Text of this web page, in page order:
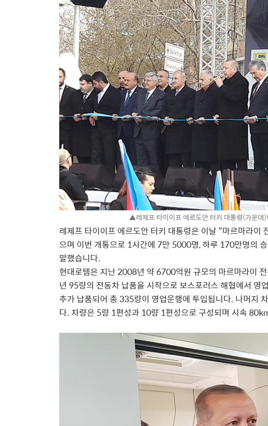
▲레제프 타이이프 에르도안 터키 대통령(가운데
레제프 타이이프 에르도안 터키 대통령은 이날 “마르마라
으며 이번 개통으로 1시간에 7만 5000명, 하루 170만명의
말했습니다.
현대로템은 지난 2008년 약 6700억원 규모의 마르마라이
년 95량의 전동차 납품을 시작으로 보스포러스 해협에서 영
추가 납품되어 총 335량이 영업운행에 투입됩니다. 나머지
다. 차량은 5량 1편성과 10량 1편성으로 구성되며 시속